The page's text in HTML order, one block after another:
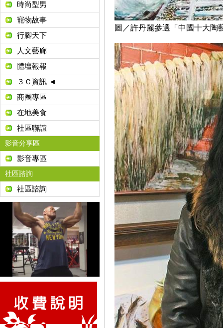
時尚型男
寵物故事
行腳天下
人文藝廊
體壇報報
３Ｃ資訊 ◄
商圈專區
在地美食
社區聯誼
影音分享區
影音專區
社區諮詢
社區諮詢
圖／許丹麗參選「中國十大陶